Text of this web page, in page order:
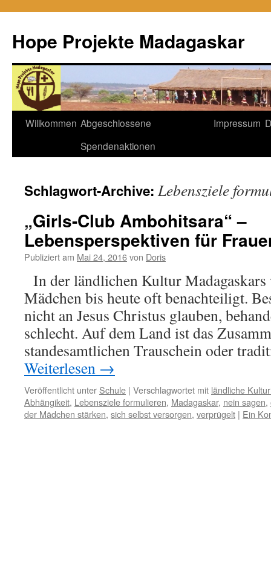
Hope Projekte Madagaskar
Zum
Willkommen Abgeschlossene
Spendenaktionen
Impressum
Schlagwort-Archive: Lebensziele
„Girls-Club Ambohitsara“ –
Lebensperspektiven für
Publiziert am Mai 24, 2016von Doris
In der ländlichen Kultur Madagaskars
Mädchen bis heute oft benachteiligt.
nicht an Jesus Christus glauben,
schlecht. Auf dem Land ist das
standesamtlichen Trauschein oder
Weiterlesen →
Veröffentlicht unter Schule | Verschlagwortet mit ländliche
Abhängikeit, Lebensziele formulieren, Madagaskar, nein sagen,
der Mädchen stärken, sich selbst versorgen, verprügelt | Ein